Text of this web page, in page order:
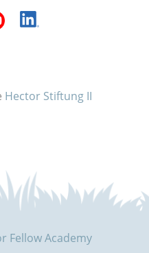
Hector Stiftung II
Fellow Academy